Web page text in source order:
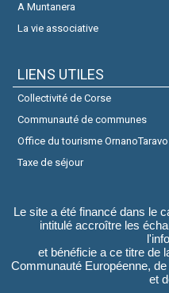
A Muntanera
La vie associative
LIENS UTILES
Collectivité de Corse
Communauté de communes
Office du tourisme OrnanoTaravo
Taxe de séjour
Le site a été financé dans le
intitulé accroître les
et bénéficie a ce titre de
Communauté Européenne,
et